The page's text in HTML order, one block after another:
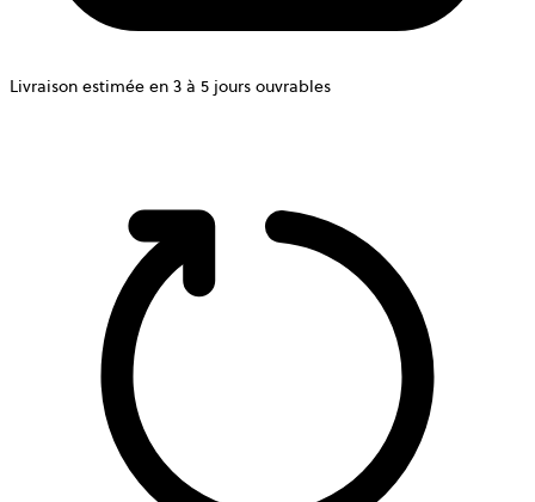
Livraison estimée en 3 à 5 jours ouvrables